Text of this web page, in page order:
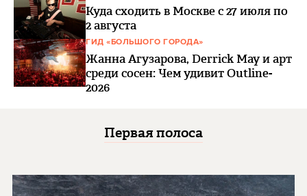
Куда сходить в Москве с 27 июля по
2 августа
ГИД «БОЛЬШОГО ГОРОДА»
Жанна Агузарова, Derrick May и арт
среди сосен: Чем удивит Outline-
2026
Первая полоса